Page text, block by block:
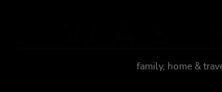
family, home &